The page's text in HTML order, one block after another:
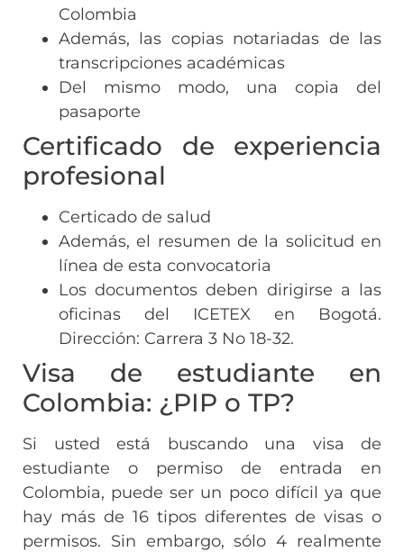
Colombia
Además, las copias notariadas de las
transcripciones académicas
Del mismo modo, una copia del
pasaporte
Certificado de experiencia
profesional
Certicado de salud
Además, el resumen de la solicitud en
línea de esta convocatoria
Los documentos deben dirigirse a las
oficinas del ICETEX en Bogotá.
Dirección: Carrera 3 No 18-32.
Visa de estudiante en
Colombia: ¿PIP o TP?
Si usted está buscando una visa de
estudiante o permiso de entrada en
Colombia, puede ser un poco difícil ya que
hay más de 16 tipos diferentes de visas o
permisos. Sin embargo, sólo 4 realmente